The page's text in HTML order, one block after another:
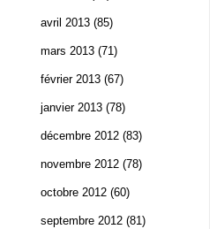
avril 2013 (85)
mars 2013 (71)
février 2013 (67)
janvier 2013 (78)
décembre 2012 (83)
novembre 2012 (78)
octobre 2012 (60)
septembre 2012 (81)